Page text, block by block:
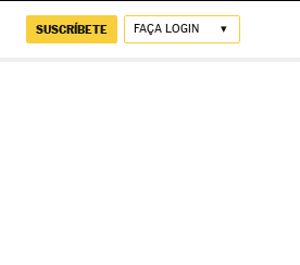
SUSCRÍBETE FAÇA LOGIN